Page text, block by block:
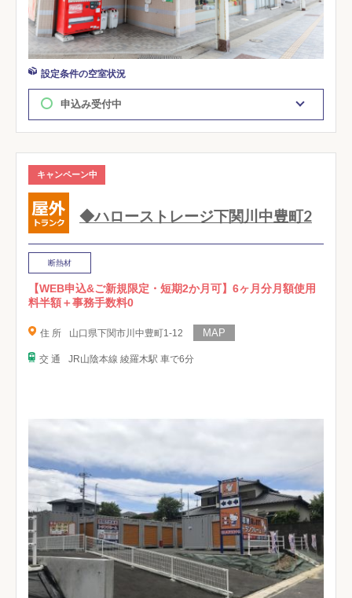
設定条件の空室状況
申込み受付中
キャンペーン中
◆ハローストレージ下関川中豊町2
断熱材
【WEB申込&ご新規限定・短期2か月可】6ヶ月分月額使用
料半額＋事務手数料0
住 所 山口県下関市川中豊町1-12
交 通 JR山陰本線 綾羅木駅 車で6分